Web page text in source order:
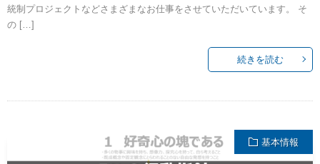
統制プロジェクトなどさまざまなお仕事をさせていただいています。 そ
の […]
続きを読む
基本情報